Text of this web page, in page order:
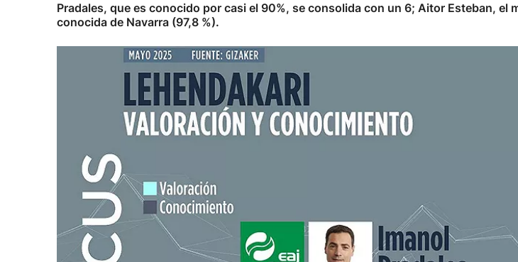
Pradales, que es conocido por casi el 90%, se consolida con un 6; Aitor Esteban,
conocida de Navarra (97,8 %).